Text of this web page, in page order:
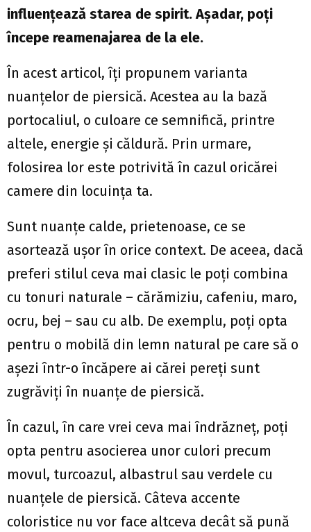
influențează starea de spirit. Așadar, poți
începe reamenajarea de la ele.
În acest articol, îți propunem varianta
nuanțelor de piersică. Acestea au la bază
portocaliul, o culoare ce semnifică, printre
altele, energie și căldură. Prin urmare,
folosirea lor este potrivită în cazul oricărei
camere din locuința ta.
Sunt nuanțe calde, prietenoase, ce se
asortează ușor în orice context. De aceea, dacă
preferi stilul ceva mai clasic le poți combina
cu tonuri naturale – cărămiziu, cafeniu, maro,
ocru, bej – sau cu alb. De exemplu, poți opta
pentru o mobilă din lemn natural pe care să o
așezi într-o încăpere ai cărei pereți sunt
zugrăviți în nuanțe de piersică.
În cazul, în care vrei ceva mai îndrăzneț, poți
opta pentru asocierea unor culori precum
movul, turcoazul, albastrul sau verdele cu
nuanțele de piersică. Câteva accente
coloristice nu vor face altceva decât să pună